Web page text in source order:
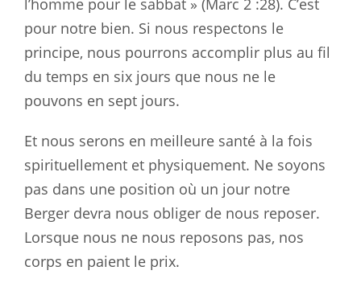
l’homme pour le sabbat » (Marc 2 :28). C’est
pour notre bien. Si nous respectons le
principe, nous pourrons accomplir plus au fil
du temps en six jours que nous ne le
pouvons en sept jours.
Et nous serons en meilleure santé à la fois
spirituellement et physiquement. Ne soyons
pas dans une position où un jour notre
Berger devra nous obliger de nous reposer.
Lorsque nous ne nous reposons pas, nos
corps en paient le prix.